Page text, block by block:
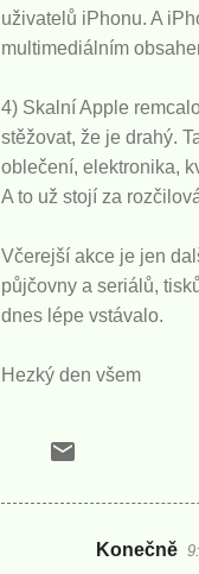
uživatelů iPhonu. A
multimediálním
4) Skalní Apple
stěžovat, že je drahý.
oblečení, elektronika,
A to už stojí za
Včerejší akce je jen
půjčovny a seriálů,
dnes lépe vstávalo.
Hezký den všem
Konečně